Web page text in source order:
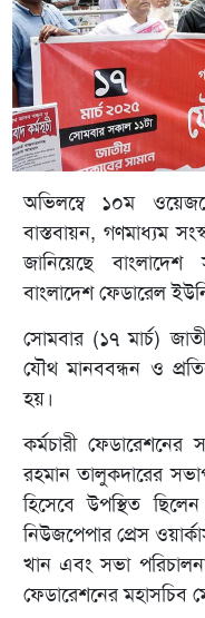
অভিলম্বে ১০ম
বাস্তবায়ন, গণমাধ্যম
জানিয়েছে
বাংলাদেশ ফেডারেল
সোমবার (১৭ মার্চ)
যৌথ মানববন্ধন ও
হয়।
কর্মচারী
রহমান তালুকদারের
হিসেবে উপস্থিত
নিউজপেপার প্রেস
খান এবং সভা
ফেডারেশনের মহাসচিব